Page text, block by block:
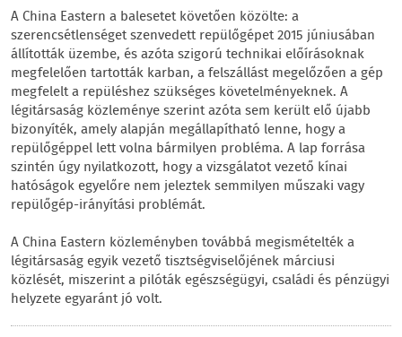
A China Eastern a balesetet követően közölte: a
szerencsétlenséget szenvedett repülőgépet 2015 júniusában
állították üzembe, és azóta szigorú technikai előírásoknak
megfelelően tartották karban, a felszállást megelőzően a gép
megfelelt a repüléshez szükséges követelményeknek. A
légitársaság közleménye szerint azóta sem került elő újabb
bizonyíték, amely alapján megállapítható lenne, hogy a
repülőgéppel lett volna bármilyen probléma. A lap forrása
szintén úgy nyilatkozott, hogy a vizsgálatot vezető kínai
hatóságok egyelőre nem jeleztek semmilyen műszaki vagy
repülőgép-irányítási problémát.
A China Eastern közleményben továbbá megismételték a
légitársaság egyik vezető tisztségviselőjének márciusi
közlését, miszerint a pilóták egészségügyi, családi és pénzügyi
helyzete egyaránt jó volt.